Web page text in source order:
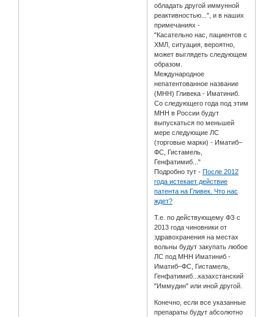
обладать другой иммунной
реактивностью...", и в наших
примечаниях -
"Касательно нас, пациентов с
ХМЛ, ситуация, вероятно,
может выглядеть следующем
образом.
Международное
непатентованное название
(МНН) Гливека - Иматиниб.
Со следующего года под этим
МНН в России будут
выпускаться по меньшей
мере следующие ЛС
(торговые марки) - Иматиб–
ФС, Гистамель,
Генфатимиб..."
Подробно тут -После 2012
года истекает действие
патента на Гливек. Что нас
ждет?
Т.е. по действующему ФЗ с
2013 года чиновники от
здравохранения на местах
вольны будут закупать любое
ЛС под МНН Иматиниб -
Иматиб–ФС, Гистамель,
Генфатимиб...казахстанский
"Иммудин" или иной другой.
Конечно, если все указанные
препараты будут абсолютно